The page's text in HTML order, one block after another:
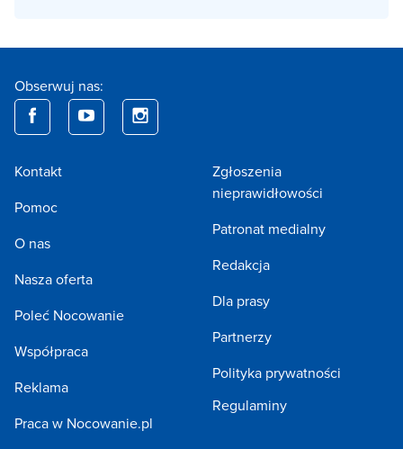
Obserwuj nas:
Kontakt
Pomoc
O nas
Nasza oferta
Poleć Nocowanie
Współpraca
Reklama
Praca w Nocowanie.pl
Zgłoszenia
nieprawidłowości
Patronat medialny
Redakcja
Dla prasy
Partnerzy
Polityka prywatności
Regulaminy